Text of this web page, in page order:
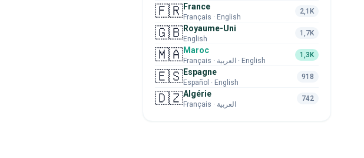
🇫🇷France
Français · English
2,1K
🇬🇧Royaume-Uni
English
1,7K
🇲🇦Maroc
Français · العربية · English
1,3K
🇪🇸Espagne
Español · English
918
🇩🇿Algérie
Français · العربية
742